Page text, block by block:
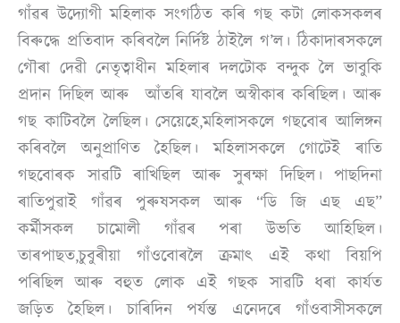
গাঁৱৰ উদ্যোগী মহিলাক সংগঠিত কৰি গছ কটা লোকসকলৰ
বিৰুদ্ধে প্ৰতিবাদ কৰিবলৈ নিৰ্দিষ্ট ঠাইলৈ গ’ল। ঠিকাদাৰসকলে
গৌৰা দেৱী নেতৃত্বাধীন মহিলাৰ দলটোক বন্দুক লৈ ভাবুকি
প্ৰদান দিছিল আৰু আঁতৰি যাবলৈ অস্বীকাৰ কৰিছিল। আৰু
গছ কাটিবলৈ লৈছিল। সেয়েহে,মহিলাসকলে গছবোৰ আলিঙ্গন
কৰিবলৈ অনুপ্ৰাণিত হৈছিল। মহিলাসকলে গোটেই ৰাতি
গছবোৰক সাৱটি ৰাখিছিল আৰু সুৰক্ষা দিছিল। পাছদিনা
ৰাতিপুৱাই গাঁৱৰ পুৰুষসকল আৰু “ডি জি এছ এছ”
কৰ্মীসকল চামোলী গাঁৱৰ পৰা উভতি আহিছিল।
তাৰপাছত,চুবুৰীয়া গাঁওবোৰলৈ ক্ৰমাৎ এই কথা বিয়পি
পৰিছিল আৰু বহুত লোক এই গছক সাৱটি ধৰা কাৰ্যত
জড়িত হৈছিল। চাৰিদিন পৰ্যন্ত এনেদৰে গাঁওবাসীসকলে